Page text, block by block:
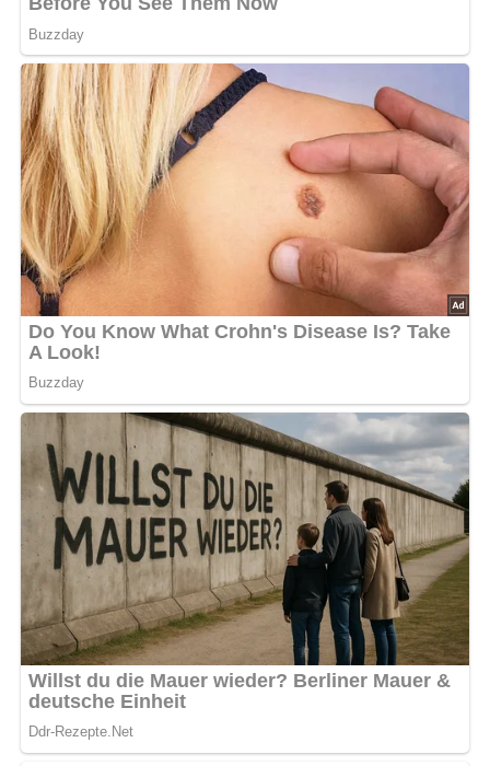
Dill
Lob, Kritik, Fragen oder Anregungen zum Rezept?
Dann hinterlasse doch bitte einen Kommentar am
Ende dieser Seite & auch eine Bewertung!
Und so wird es gemacht…
Den Fisch säubern und mit dem Saft von 1 1/2
Zitronen beträufeln.
Den Porree putzen, gründlich waschen und in Scheiben
schneiden.
In Öl zusammen mit dem zerdrückten Knoblauch 10
Minuten dünsten.
Mit Salz und Pfeffer würzen.
Das Gemüse auf dem Boden einer feuerfesten Form
verteilen.
Die restlichen Zitronen gründlich bürsten und ebenfalls
wie die Tomaten in dünne Scheiben schneiden.
Den Fisch salzen und mit Zitronen- und
Tomatenscheiben schuppenartig auf dem Porree
Mit Salz, Pfeffer, Basilikum und zerriebenem Rosmarin
würzen.
Den Wein zugießen.
Die Form mit Alufolie bedecken und den Fisch im
vorgeheizten Ofen bei Mittelhitze 45 Minuten garen.
Vor dem Servieren mit Dill garnieren.